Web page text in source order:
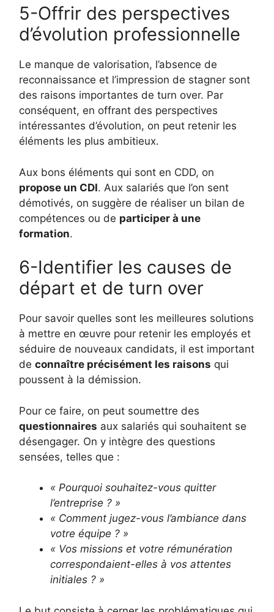
5-Offrir des perspectives
d’évolution professionnelle
Le manque de valorisation, l’absence de
reconnaissance et l’impression de stagner sont
des raisons importantes de turn over. Par
conséquent, en offrant des perspectives
intéressantes d’évolution, on peut retenir les
éléments les plus ambitieux.
Aux bons éléments qui sont en CDD, on
propose un CDI. Aux salariés que l’on sent
démotivés, on suggère de réaliser un bilan de
compétences ou de participer à une
formation.
6-Identifier les causes de
départ et de turn over
Pour savoir quelles sont les meilleures solutions
à mettre en œuvre pour retenir les employés et
séduire de nouveaux candidats, il est important
de connaître précisément les raisons qui
poussent à la démission.
Pour ce faire, on peut soumettre des
questionnaires aux salariés qui souhaitent se
désengager. On y intègre des questions
sensées, telles que :
« Pourquoi souhaitez-vous quitter
l’entreprise ? »
« Comment jugez-vous l’ambiance dans
votre équipe ? »
« Vos missions et votre rémunération
correspondaient-elles à vos attentes
initiales ? »